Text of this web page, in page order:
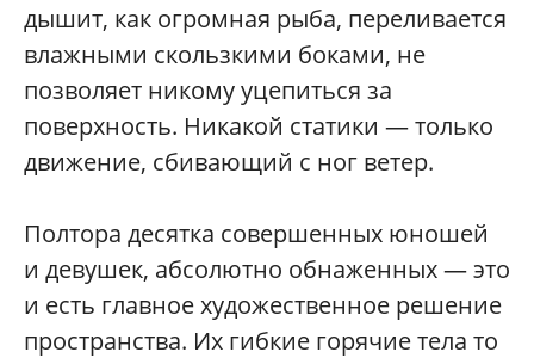
дышит, как огромная рыба, переливается
влажными скользкими боками, не
позволяет никому уцепиться за
поверхность. Никакой статики — только
движение, сбивающий с ног ветер.
Полтора десятка совершенных юношей
и девушек, абсолютно обнаженных — это
и есть главное художественное решение
пространства. Их гибкие горячие тела то